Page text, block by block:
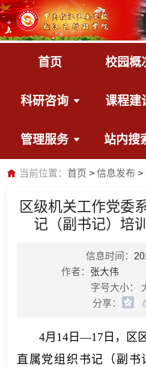
首页 校园概
科研咨询 课程建
管理服务 站内搜
当前位置： 首页 信息发布
区级机关工作党委
记（副书记）培
信息时间：
作者： 张大伟
字号大小：
分享：
4月14日—17日，区
直属党组织书记（副书